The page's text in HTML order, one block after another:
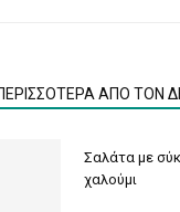
ΑΠΟ ΤΟΝ
Σαλάτα με
χαλούμι